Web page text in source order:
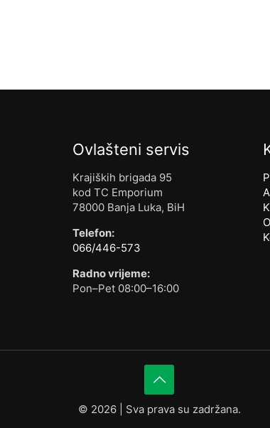
Ovlašteni servis
Krajiških brigada 95
kod TC Emporium
78000 Banja Luka, BiH
Telefon:
066/446-573
Radno vrijeme:
Pon–Pet 08:00–16:00
© 2026 | Sva prava su zadržana.